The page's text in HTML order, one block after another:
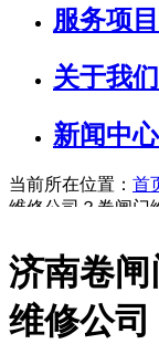
服务项目
关于我们
新闻中心
当前所在位置： 首
维修公司？卷闸门
济南卷闸
维修公